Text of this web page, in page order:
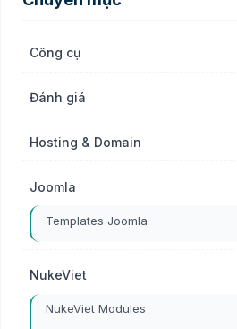
Công cụ
Đánh giá
Hosting & Domain
Joomla
Templates Joomla
NukeViet
NukeViet Modules